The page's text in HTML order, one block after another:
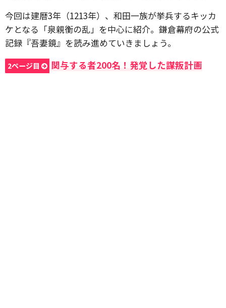
今回は建暦3年（1213年）、和田一族が挙兵するキッカ
ケとなる「泉親衡の乱」を中心に紹介。鎌倉幕府の公式
記録『吾妻鏡』を読み進めていきましょう。
2ページ目 関与する者200名！発覚した謀叛計画